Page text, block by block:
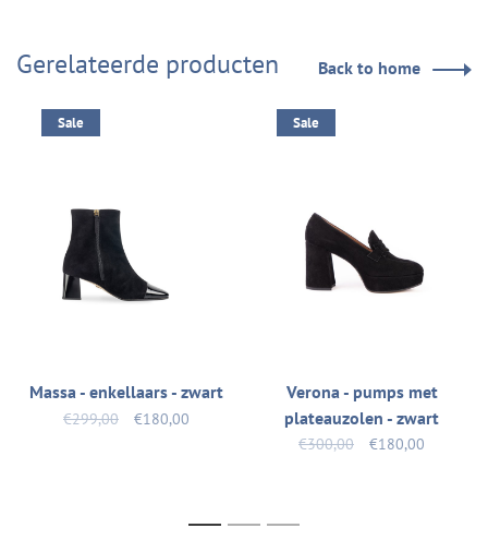
Gerelateerde producten Back to home
Sale
Massa - enkellaars - zwart
€299,00 €180,00
Sale
Verona - pumps met
plateauzolen - zwart
€300,00 €180,00
1 2 3